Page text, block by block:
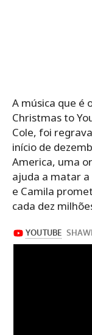
A música que
Christmas to
Cole, foi
início de
America, uma
ajuda a matar a
e Camila
cada dez